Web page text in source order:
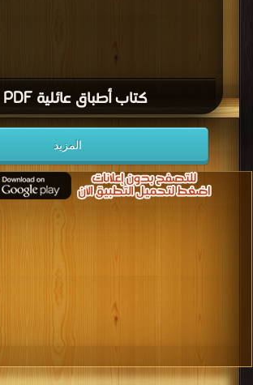
كتاب أطباق عائلية PDF
المزيد